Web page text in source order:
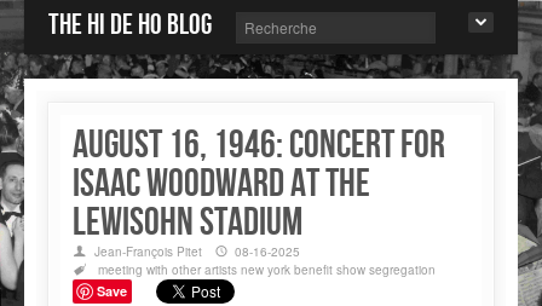
The Hi de Ho blog
August 16, 1946: concert for
Isaac Woodward at the
Lewisohn Stadium
Jean-François Pitet
08-16-2025
meeting with other artists new york benefit show segregation
Save